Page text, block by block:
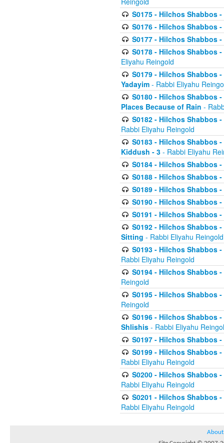
S0175 - Hilchos Shabbos
S0176 - Hilchos Shabbos
S0177 - Hilchos Shabbos
S0178 - Hilchos Shabbos
Eliyahu Reingold
S0179 - Hilchos Shabbos
Yadayim - Rabbi Eliyahu
S0180 - Hilchos Shabbos
Places Because of Rain -
S0182 - Hilchos Shabbos
Rabbi Eliyahu Reingold
S0183 - Hilchos Shabbos
Kiddush - 3 - Rabbi Eliyahu
S0184 - Hilchos Shabbos
S0188 - Hilchos Shabbos
S0189 - Hilchos Shabbos
S0190 - Hilchos Shabbos
S0191 - Hilchos Shabbos
S0192 - Hilchos Shabbos
Sitting - Rabbi Eliyahu Reingold
S0193 - Hilchos Shabbos
Rabbi Eliyahu Reingold
S0194 - Hilchos Shabbos
Reingold
S0195 - Hilchos Shabbos
Reingold
S0196 - Hilchos Shabbos
Shlishis - Rabbi Eliyahu
S0197 - Hilchos Shabbos
S0199 - Hilchos Shabbos
Rabbi Eliyahu Reingold
S0200 - Hilchos Shabbos
Rabbi Eliyahu Reingold
S0201 - Hilchos Shabbos
Rabbi Eliyahu Reingold
About